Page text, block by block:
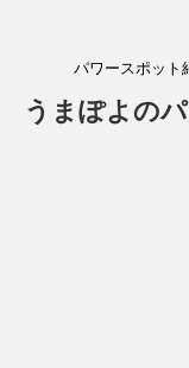
パワースポット
うまぽよの